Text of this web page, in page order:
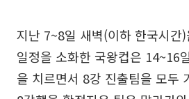
지난 7~8일 새벽(이하 한국시간
일정을 소화한 국왕컵은 14~16
을 치르면서 8강 진출팀을 모두